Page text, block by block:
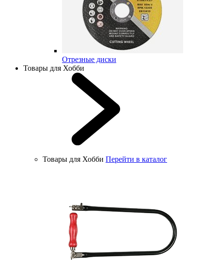
Отрезные диски
Товары для Хобби
Товары для Хобби Перейти в каталог